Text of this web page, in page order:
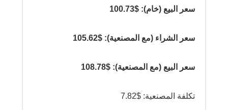
سعر البيع (خام): $100.73
سعر الشراء (مع المصنعية): $105.62
سعر البيع (مع المصنعية): $108.78
تكلفة المصنعية: $7.82